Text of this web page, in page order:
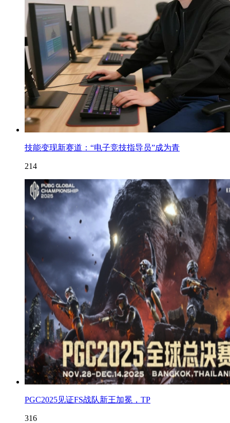
技能变现新赛道：“电子竞技指导员”成为青
214
PGC2025见证FS战队新王加冕，TP
316